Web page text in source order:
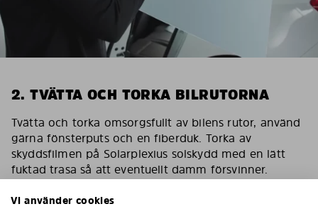
2. TVÄTTA OCH TORKA BILRUTORNA
Tvätta och torka omsorgsfullt av bilens rutor, använd
gärna fönsterputs och en fiberduk. Torka av
skyddsfilmen på Solarplexius solskydd med en lätt
fuktad trasa så att eventuellt damm försvinner.
Viktig! Skydda bilens interiör
Vi använder cookies